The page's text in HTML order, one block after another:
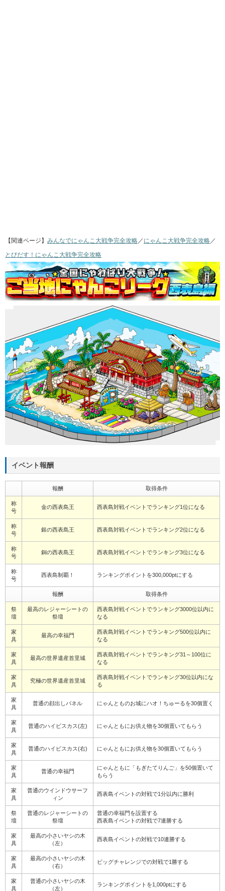
【関連ページ】 みんなでにゃんこ大戦争完全攻略／ にゃんこ大戦争完全攻略／
とびだす！にゃんこ大戦争完全攻略
イベント報酬
報酬 取得条件
称
号
金の西表島王 西表島対戦イベントでランキング1位になる
称
号
銀の西表島王 西表島対戦イベントでランキング2位になる
称
号
銅の西表島王 西表島対戦イベントでランキング3位になる
称
号
西表島制覇！ ランキングポイントを300,000ptにする
報酬 取得条件
祭
壇
最高のレジャーシートの
祭壇
西表島対戦イベントでランキング3000位以内に
なる
家
具
最高の幸福門
西表島対戦イベントでランキング500位以内に
なる
家
具
最高の世界遺産首里城
西表島対戦イベントでランキング31～100位に
なる
家
具
究極の世界遺産首里城
西表島対戦イベントでランキング30位以内にな
る
家
具
普通の顔出しパネル にゃんとものお城にハオ！ちゅーるを30個置く
家
具
普通のハイビスカス(左) にゃんともにお供え物を30個置いてもらう
家
具
普通のハイビスカス(右) にゃんともにお供え物を30個置いてもらう
家
具
普通の幸福門
にゃんともに「もぎたてりんご」を50個置いて
もらう
家
具
普通のウインドウサーフ
ィン
西表島イベントの対戦で1分以内に勝利
祭
壇
普通のレジャーシートの
祭壇
普通の幸福門を設置する
西表島イベントの対戦で7連勝する
家
具
最高の小さいヤシの木
（左）
西表島イベントの対戦で10連勝する
家
具
最高の小さいヤシの木
（右）
ビッグチャレンジでの対戦で1勝する
家
具
普通の小さいヤシの木
（左）
ランキングポイントを1,000ptにする